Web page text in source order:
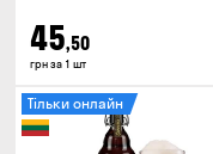
45,50
грн за 1 шт
Тільки онлайн